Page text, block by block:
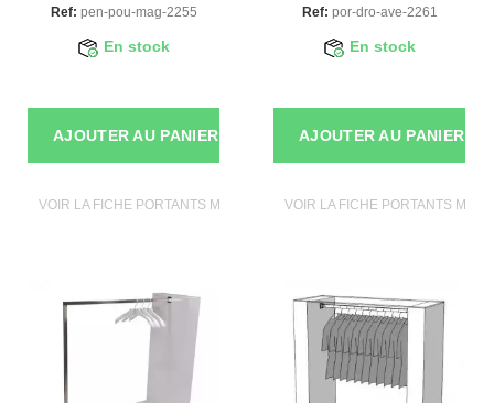
Ref: pen-pou-mag-2255
En stock
AJOUTER AU PANIER
VOIR LA FICHE PORTANTS MAGASIN
Ref: por-dro-ave-2261
En stock
AJOUTER AU PANIER
VOIR LA FICHE PORTANTS